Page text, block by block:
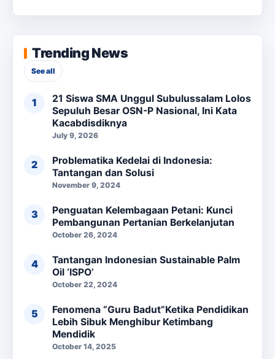
Trending News
See all
21 Siswa SMA Unggul Subulussalam Lolos
Sepuluh Besar OSN-P Nasional, Ini Kata
Kacabdisdiknya
July 9, 2026
Problematika Kedelai di Indonesia:
Tantangan dan Solusi
November 9, 2024
Penguatan Kelembagaan Petani: Kunci
Pembangunan Pertanian Berkelanjutan
October 26, 2024
Tantangan Indonesian Sustainable Palm
Oil ‘ISPO’
October 22, 2024
Fenomena “Guru Badut”Ketika Pendidikan
Lebih Sibuk Menghibur Ketimbang
Mendidik
October 14, 2025